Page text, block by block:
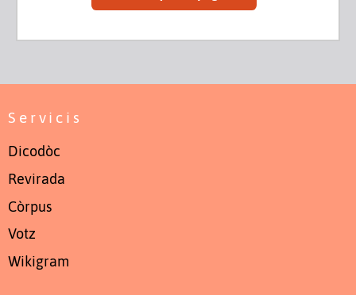
Servicis
Dicodòc
Revirada
Còrpus
Votz
Wikigram